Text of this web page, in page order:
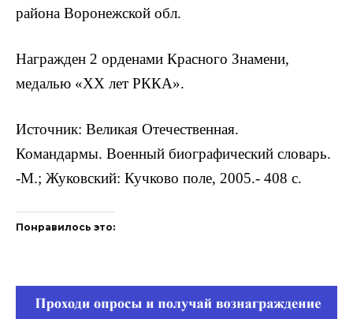
района Воронежской обл.
Награжден 2 орденами Красного Знамени,
медалью «XX лет РККА».
Источник: Великая Отечественная.
Командармы. Военный биографический словарь.
-М.; Жуковский: Кучково поле, 2005.- 408 с.
Понравилось это: